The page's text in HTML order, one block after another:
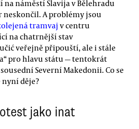
na náměstí Slavija v Bělehradu
neskončil. A problémy jsou
tramvaj v centru
na chatrnější stav
veřejně připouští, ale i stále
pro hlavu státu — tentokrát
Severní Makedonii. Co se
nyní děje?
jako inat